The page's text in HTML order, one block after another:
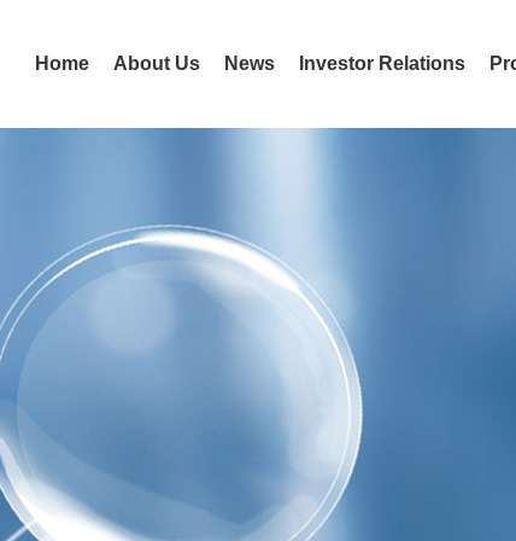
Home About Us News Investor Relations